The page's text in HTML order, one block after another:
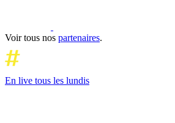
Voir tous nos partenaires.
En live tous les lundis